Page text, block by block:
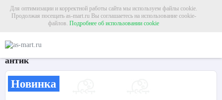
Для оптимизации и корректной работы сайта мы используем файлы cookie.
Продолжая посещать as-mart.ru Вы соглашаетесь на использование cookie-
файлов. Подробнее об использовании cookie
Карниз для штор однорядный «Наварра» Ø25К
антик
Новинка